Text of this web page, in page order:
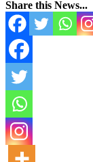
Share this News...